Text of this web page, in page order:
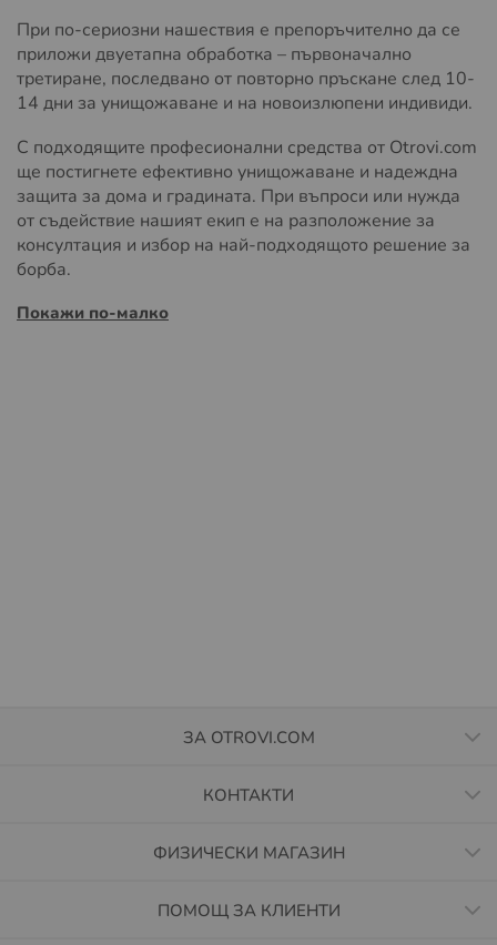
При по-сериозни нашествия е препоръчително да се
приложи двуетапна обработка – първоначално
третиране, последвано от повторно пръскане след 10-
14 дни за унищожаване и на новоизлюпени индивиди.
С подходящите професионални средства от Otrovi.com
ще постигнете ефективно унищожаване и надеждна
защита за дома и градината. При въпроси или нужда
от съдействие нашият екип е на разположение за
консултация и избор на най-подходящото решение за
борба.
Покажи по-малко
ЗА OTROVI.COM
КОНТАКТИ
ФИЗИЧЕСКИ МАГАЗИН
ПОМОЩ ЗА КЛИЕНТИ